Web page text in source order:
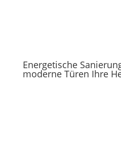
Energetische
moderne Türen Ihre